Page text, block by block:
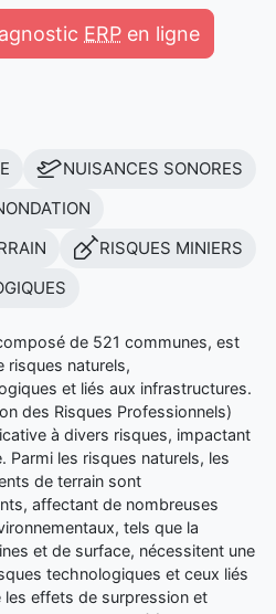
ERP en ligne
NUISANCES SONORES
RISQUES MINIERS
de 521 communes, est
risques naturels,
et liés aux infrastructures.
des Risques Professionnels)
à divers risques, impactant
Parmi les risques naturels, les
de terrain sont
affectant de nombreuses
tels que la
et de surface, nécessitent une
technologiques et ceux liés
effets de surpression et